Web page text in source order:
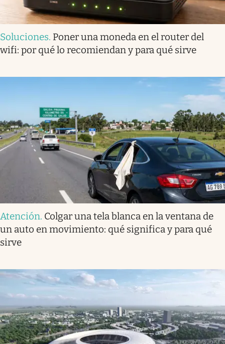
Soluciones. Poner una moneda en el router del
wifi: por qué lo recomiendan y para qué sirve
Atención. Colgar una tela blanca en la ventana de
un auto en movimiento: qué significa y para qué
sirve